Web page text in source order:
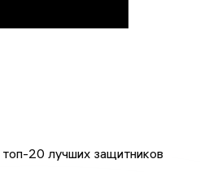
20 лучших защитников